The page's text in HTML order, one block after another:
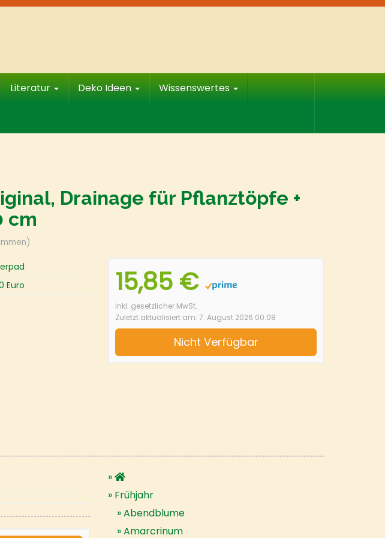
Literatur Deko Ideen Wissenswertes
Drainage für Pflanztöpfe +
cm
15,85 €
inkl. gesetzlicher MwSt.
Zuletzt aktualisiert am: 7. August 2026 00:08
Nicht Verfügbar
Euro
Frühjahr
Abendblume
Amarcrinum